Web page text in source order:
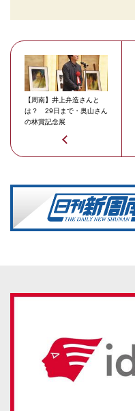
【周南】井上弁造さんと
は？ 29日まで・奥山さん
の林賞記念展